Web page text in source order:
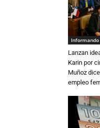
Lanzan
Karin por
Muñoz
empleo